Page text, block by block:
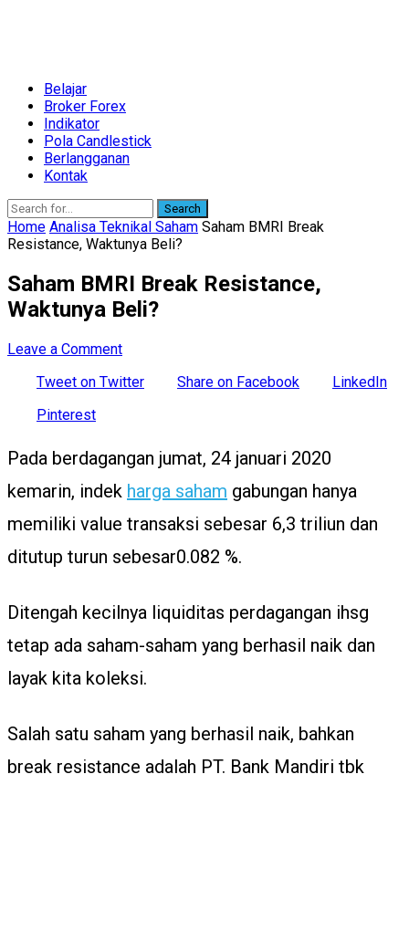
Belajar
Broker Forex
Indikator
Pola Candlestick
Berlangganan
Kontak
Search
Home Analisa Teknikal Saham Saham BMRI Break
Resistance, Waktunya Beli?
Saham BMRI Break Resistance,
Waktunya Beli?
Leave a Comment
Tweet on Twitter
Share on Facebook
LinkedIn
Pinterest
Pada berdagangan jumat, 24 januari 2020
kemarin, indek harga saham gabungan hanya
memiliki value transaksi sebesar 6,3 triliun dan
ditutup turun sebesar0.082 %.
Ditengah kecilnya liquiditas perdagangan ihsg
tetap ada saham-saham yang berhasil naik dan
layak kita koleksi.
Salah satu saham yang berhasil naik, bahkan
break resistance adalah PT. Bank Mandiri tbk